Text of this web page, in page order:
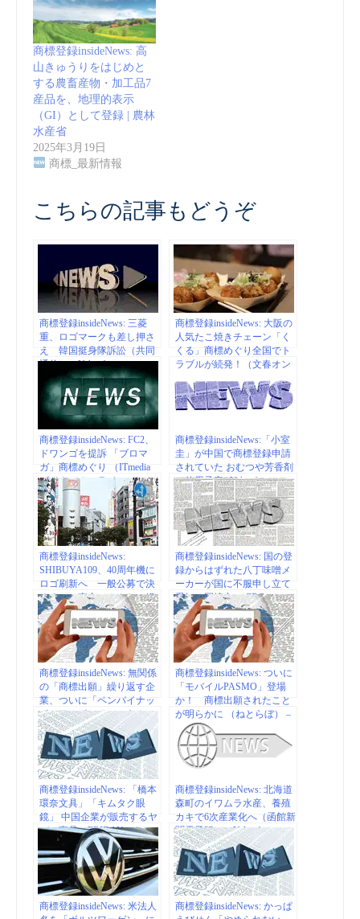
商標登録insideNews: 高
山きゅうりをはじめと
する農畜産物・加工品7
産品を、地理的表示
（GI）として登録 | 農林
水産省
2025年3月19日
商標_最新情報
こちらの記事もどうぞ
商標登録insideNews: 三菱
重、ロゴマークも差し押さ
え 韓国挺身隊訴訟（共同
通信） – Yahoo!ニュース
商標登録insideNews: 大阪の
人気たこ焼きチェーン「く
くる」商標めぐり全国でト
ラブルが続発！（文春オン
ライン） – Yahoo!ニュース
商標登録insideNews: FC2、
ドワンゴを提訴 「ブロマ
ガ」商標めぐり （ITmedia
ビジネスオンライン）|
Yahoo!ニュース
商標登録insideNews:「小室
圭」が中国で商標登録申請
されていた おむつや芳香剤
で使用予定 | Yahoo!ニュー
ス
商標登録insideNews:
SHIBUYA109、40周年機に
ロゴ刷新へ 一般公募で決
める ／東京（みんなの経
済新聞ネットワーク） –
Yahoo!ニュース
商標登録insideNews: 国の登
録からはずれた八丁味噌メ
ーカーが国に不服申し立て
愛知・岡崎市 （CBCテレ
ビ） – Yahoo!ニュース
商標登録insideNews: 無関係
の「商標出願」繰り返す企
業、ついに「ペンパイナッ
ポーアッポーペン」も！
（弁護士ドットコム） –
Yahoo!ニュース
商標登録insideNews: ついに
「モバイルPASMO」登場
か！ 商標出願されたこと
が明らかに （ねとらぼ） –
Yahoo!ニュース
商標登録insideNews: 「橋本
環奈文具」「キムタク眼
鏡」 中国企業が販売するヤ
バい商品（FRIDAY） |
Yahoo!ニュース
商標登録insideNews: 北海道
森町のイワムラ水産、養殖
カキで6次産業化へ（函館新
聞電子版） – Yahoo!ニュー
ス
商標登録insideNews: 米法人
商標登録insideNews: かっぱ